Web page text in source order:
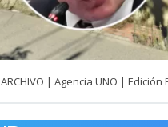
ARCHIVO | Agencia UNO | Edición